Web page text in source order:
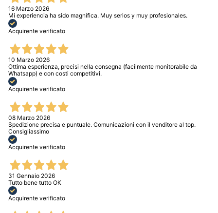
16 Marzo 2026
Mi experiencia ha sido magnífica. Muy serios y muy profesionales.
Acquirente verificato
10 Marzo 2026
Ottima esperienza, precisi nella consegna (facilmente monitorabile da
Whatsapp) e con costi competitivi.
Acquirente verificato
08 Marzo 2026
Spedizione precisa e puntuale. Comunicazioni con il venditore al top.
Consigliassimo
Acquirente verificato
31 Gennaio 2026
Tutto bene tutto OK
Acquirente verificato